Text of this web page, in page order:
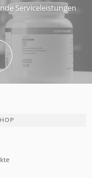
Serviceleistungen